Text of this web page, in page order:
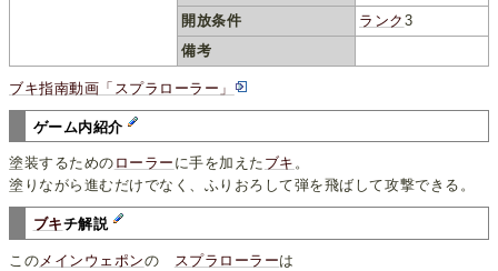
開放条件
ランク 3
備考
ブキ指南動画「スプラローラー」
ゲーム内紹介
塗装するための ローラー に手を加えた ブキ 。
塗りながら進むだけでなく、ふりおろして弾を飛ばして攻撃できる。
ブキチ解説
この メインウェポンの スプラローラーは